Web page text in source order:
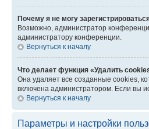
Почему я не могу
Возможно, администратор
администратору конференции.
Вернуться к началу
Что делает функция «Удалить
Она удаляет все созданные cookies,
включена администратором. Если вы
Вернуться к началу
Параметры и настройки